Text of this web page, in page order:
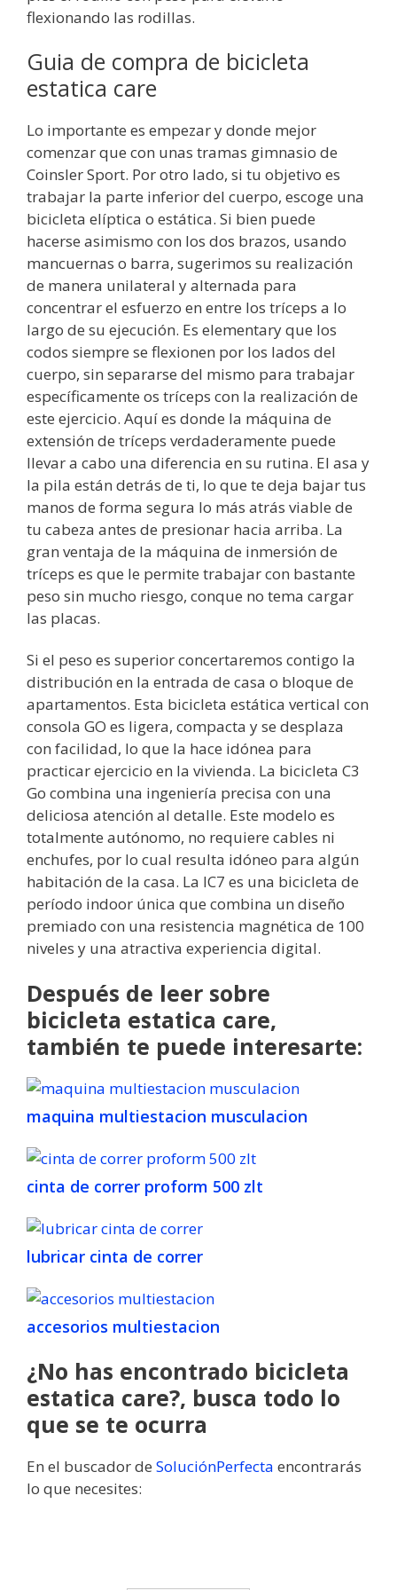
flexionando las rodillas.
Guia de compra de bicicleta
estatica care
Lo importante es empezar y donde mejor
comenzar que con unas tramas gimnasio de
Coinsler Sport. Por otro lado, si tu objetivo es
trabajar la parte inferior del cuerpo, escoge una
bicicleta elíptica o estática. Si bien puede
hacerse asimismo con los dos brazos, usando
mancuernas o barra, sugerimos su realización
de manera unilateral y alternada para
concentrar el esfuerzo en entre los tríceps a lo
largo de su ejecución. Es elementary que los
codos siempre se flexionen por los lados del
cuerpo, sin separarse del mismo para trabajar
específicamente os tríceps con la realización de
este ejercicio. Aquí es donde la máquina de
extensión de tríceps verdaderamente puede
llevar a cabo una diferencia en su rutina. El asa y
la pila están detrás de ti, lo que te deja bajar tus
manos de forma segura lo más atrás viable de
tu cabeza antes de presionar hacia arriba. La
gran ventaja de la máquina de inmersión de
tríceps es que le permite trabajar con bastante
peso sin mucho riesgo, conque no tema cargar
las placas.
Si el peso es superior concertaremos contigo la
distribución en la entrada de casa o bloque de
apartamentos. Esta bicicleta estática vertical con
consola GO es ligera, compacta y se desplaza
con facilidad, lo que la hace idónea para
practicar ejercicio en la vivienda. La bicicleta C3
Go combina una ingeniería precisa con una
deliciosa atención al detalle. Este modelo es
totalmente autónomo, no requiere cables ni
enchufes, por lo cual resulta idóneo para algún
habitación de la casa. La IC7 es una bicicleta de
período indoor única que combina un diseño
premiado con una resistencia magnética de 100
niveles y una atractiva experiencia digital.
Después de leer sobre
bicicleta estatica care,
también te puede interesarte:
maquina multiestacion musculacion
cinta de correr proform 500 zlt
lubricar cinta de correr
accesorios multiestacion
¿No has encontrado bicicleta
estatica care?, busca todo lo
que se te ocurra
En el buscador de SoluciónPerfecta encontrarás
lo que necesites: